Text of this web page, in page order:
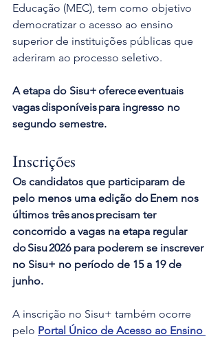
Educação (MEC), tem como objetivo
democratizar o acesso ao ensino
superior de instituições públicas que
aderiram ao processo seletivo.
A etapa do Sisu+ oferece eventuais
vagas disponíveis para ingresso no
segundo semestre.
Inscrições
Os candidatos que participaram de
pelo menos uma edição do Enem nos
últimos três anos precisam ter
concorrido a vagas na etapa regular
do Sisu 2026 para poderem se inscrever
no Sisu+ no período de 15 a 19 de
junho.
A inscrição no Sisu+ também ocorre
pelo Portal Único de Acesso ao Ensino